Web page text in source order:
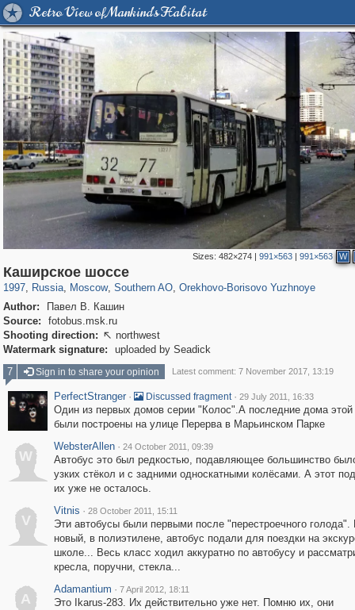
Retro View of Mankind's Habitat
Sizes: 482×274| 991×563| 991×563 W
Каширское шоссе
1997, Russia
1,406,837 29,243
, Moscow
319,861 8,286
, Southern AO
21,648
, Orekhovo-Borisovo Yuzhnoye
Author:
Павел В. Кашин
Source:
fotobus.msk.ru
Shooting direction:  northwest
Watermark signature:
uploaded by Seadick
7
Sign in to share your opinion Latest comment: 7 November 2017, 13:19
PerfectStranger · Discussed fragment · 29 July 2011, 16:33
Один из первых домов серии "Колос".А последние дома этой
были построены на улице Перерва в Марьинском Парке
W
WebsterAllen · 24 October 2011, 09:39
Автобус это был редкостью, подавляющее большинство
узких стёкол и с задними односкатными колёсами. А этот
их уже не осталось.
V
Vitnis · 28 October 2011, 15:11
Эти автобусы были первыми после "перестроечного голода".
новый, в полиэтилене, автобус подали для поездки на
школе... Весь класс ходил аккуратно по автобусу и
кресла, поручни, стекла...
A
Adamantium · 7 April 2012, 18:11
Это Ikarus-283. Их действительно уже нет. Помню их, они